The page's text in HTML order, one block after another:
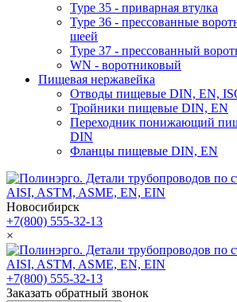
Type 35 - приварная втулка
Type 36 - прессованные
шеей
Type 37 - прессованный
WN - воротниковый
Пищевая нержавейка
Отводы пищевые DIN, EN,
Тройники пищевые DIN, EN
Переходник понижающий
DIN
Фланцы пищевые DIN, EN
Новосибирск
+7(800) 555-32-13
×
+7(800) 555-32-13
Заказать обратный звонок